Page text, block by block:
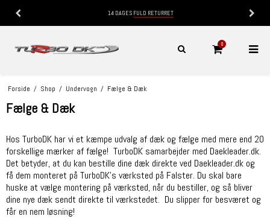
14 DAGES FULD RETURRET
0
Forside / Shop / Undervogn / Fælge & Dæk
Fælge & Dæk
Hos TurboDK har vi et kæmpe udvalg af dæk og fælge med mere end 20
forskellige mærker af fælge! TurboDK samarbejder med Daekleader.dk.
Det betyder, at du kan bestille dine dæk direkte ved Daekleader.dk og
få dem monteret på TurboDK's værksted på Falster. Du skal bare
huske at vælge montering på værksted, når du bestiller, og så bliver
dine nye dæk sendt direkte til værkstedet. Du slipper for besværet og
får en nem løsning!